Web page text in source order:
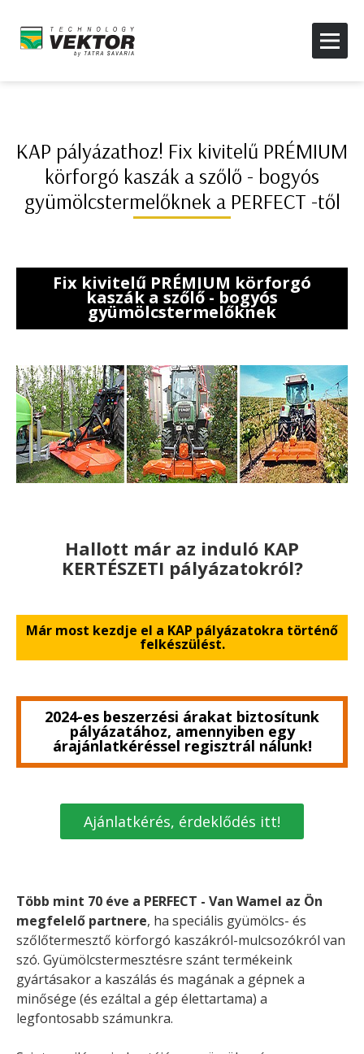
KAP pályázathoz! Fix kivitelű PRÉMIUM
körforgó kaszák a szőlő - bogyós
gyümölcstermelőknek a PERFECT -től
Fix kivitelű PRÉMIUM körforgó
kaszák a szőlő - bogyós
gyümölcstermelőknek
Hallott már az induló KAP
KERTÉSZETI pályázatokról?
Már most kezdje el a KAP pályázatokra történő
felkészülést.
2024-es beszerzési árakat biztosítunk
pályázatához, amennyiben egy
árajánlatkéréssel regisztrál nálunk!
Ajánlatkérés, érdeklődés itt!
Több mint 70 éve a PERFECT - Van Wamel az Ön
megfelelő partnere, ha speciális gyümölcs- és
szőlőtermesztő körforgó kaszákról-mulcsozókról van
szó. Gyümölcstermesztésre szánt termékeink
gyártásakor a kaszálás és magának a gépnek a
minősége (és ezáltal a gép élettartama) a
legfontosabb számunkra.